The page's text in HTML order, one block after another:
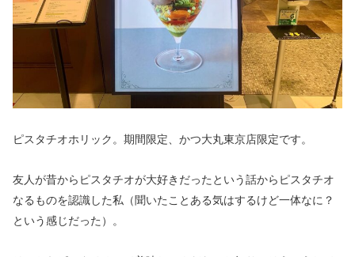
ピスタチオホリック。期間限定、かつ大丸東京店限定です。
友人が昔からピスタチオが大好きだったという話からピスタチオ
なるものを認識した私（聞いたことある気はするけど一体なに？
という感じだった）。